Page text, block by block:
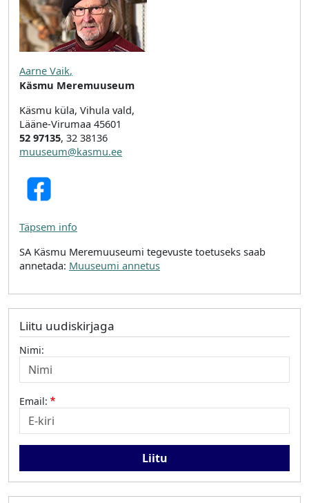
Aarne Vaik,
Käsmu Meremuuseum
Käsmu küla, Vihula vald,
Lääne-Virumaa 45601
52 97135, 32 38136
muuseum@kasmu.ee
Täpsem info
SA Käsmu Meremuuseumi tegevuste toetuseks saab
annetada: Muuseumi annetus
Liitu uudiskirjaga
Nimi:
Email: